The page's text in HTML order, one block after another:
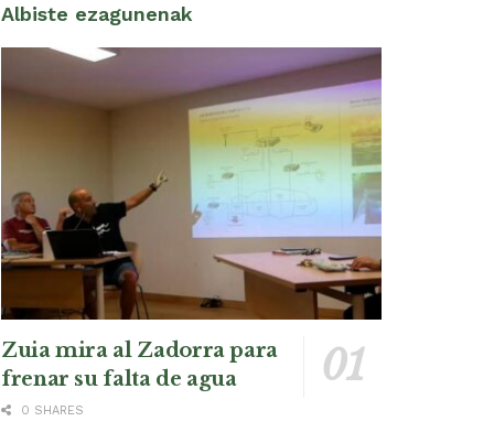
Albiste ezagunenak
Zuia mira al Zadorra para
frenar su falta de agua
0 SHARES